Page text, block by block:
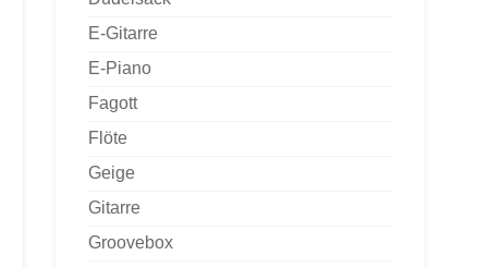
E-Gitarre
E-Piano
Fagott
Flöte
Geige
Gitarre
Groovebox